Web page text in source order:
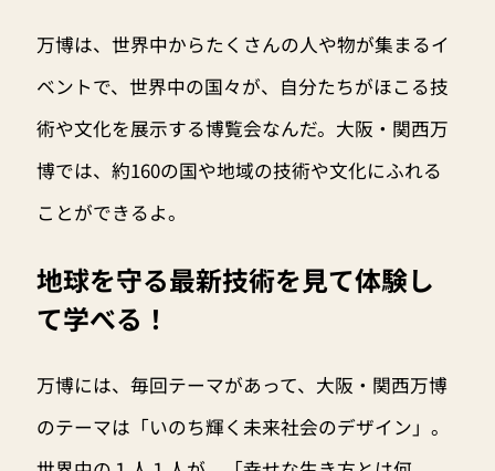
万博は、世界中からたくさんの人や物が集まるイ
ベントで、世界中の国々が、自分たちがほこる技
術や文化を展示する博覧会なんだ。大阪・関西万
博では、約160の国や地域の技術や文化にふれる
ことができるよ。
地球を守る最新技術を見て体験し
て学べる！
万博には、毎回テーマがあって、大阪・関西万博
のテーマは「いのち輝く未来社会のデザイン」。